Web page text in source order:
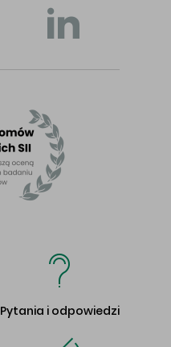
Pytania i odpowiedzi